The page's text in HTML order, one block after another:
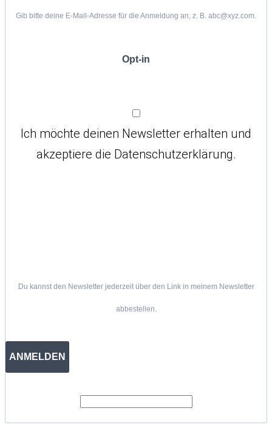
Gib bitte deine E-Mail-Adresse für die Anmeldung an, z. B. abc@xyz.com.
Opt-in
Ich möchte deinen Newsletter erhalten und
akzeptiere die Datenschutzerklärung.
Du kannst den Newsletter jederzeit über den Link in meinem Newsletter
abbestellen.
ANMELDEN